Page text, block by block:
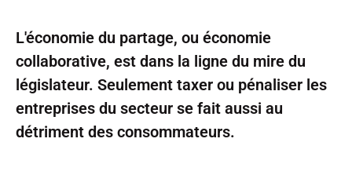
L'économie du partage, ou économie
collaborative, est dans la ligne du mire du
législateur. Seulement taxer ou pénaliser les
entreprises du secteur se fait aussi au
détriment des consommateurs.